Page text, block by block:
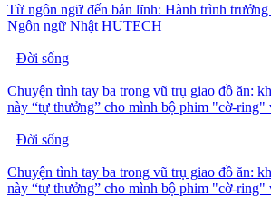
Từ ngôn ngữ đến bản lĩnh: Hành trình trưởng
Ngôn ngữ Nhật HUTECH
Đời sống
Chuyện tình tay ba trong vũ trụ giao đồ ăn:
này “tự thưởng” cho mình bộ phim "cờ-ring"
Đời sống
Chuyện tình tay ba trong vũ trụ giao đồ ăn:
này “tự thưởng” cho mình bộ phim "cờ-ring"